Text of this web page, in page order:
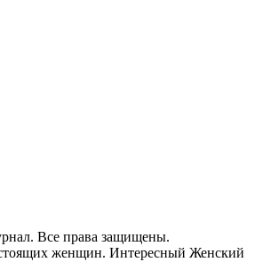
Все права защищены.
женщин. Интересный Женский